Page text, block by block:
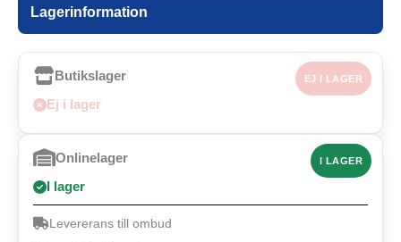
Lagerinformation
Butikslager EJ I LAGER
Ej i lager
Onlinelager I LAGER
I lager
Levererans till ombud